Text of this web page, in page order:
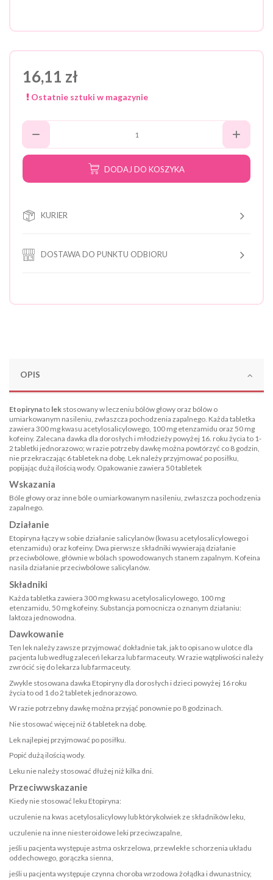
16,11 zł
Ostatnie sztuki w magazynie
DODAJ DO KOSZYKA
KURIER
DOSTAWA DO PUNKTU ODBIORU
OPIS
Etopirynato lek stosowany w leczeniu bólów głowy oraz bólów o
umiarkowanym nasileniu, zwłaszcza pochodzenia zapalnego. Każda tabletka
zawiera 300 mg kwasu acetylosalicylowego, 100 mg etenzamidu oraz 50 mg
kofeiny. Zalecana dawka dla dorosłych i młodzieży powyżej 16. roku życia to 1-
2 tabletki jednorazowo; w razie potrzeby dawkę można powtórzyć co 8 godzin,
nie przekraczając 6 tabletek na dobę. Lek należy przyjmować po posiłku,
popijając dużą ilością wody. Opakowanie zawiera 50 tabletek
Wskazania
Bóle głowy oraz inne bóle o umiarkowanym nasileniu, zwłaszcza pochodzenia
zapalnego.
Działanie
Etopiryna łączy w sobie działanie salicylanów (kwasu acetylosalicylowego i
etenzamidu) oraz kofeiny. Dwa pierwsze składniki wywierają działanie
przeciwbólowe, głównie w bólach spowodowanych stanem zapalnym. Kofeina
nasila działanie przeciwbólowe salicylanów.
Składniki
Każda tabletka zawiera 300 mg kwasu acetylosalicylowego, 100 mg
etenzamidu, 50 mg kofeiny. Substancja pomocnicza o znanym działaniu:
laktoza jednowodna.
Dawkowanie
Ten lek należy zawsze przyjmować dokładnie tak, jak to opisano w ulotce dla
pacjenta lub według zaleceń lekarza lub farmaceuty. W razie wątpliwości należy
zwrócić się do lekarza lub farmaceuty.
Zwykle stosowana dawka Etopiryny dla dorosłych i dzieci powyżej 16 roku
życia to od 1 do 2 tabletek jednorazowo.
W razie potrzebny dawkę można przyjąć ponownie po 8 godzinach.
Nie stosować więcej niż 6 tabletek na dobę.
Lek najlepiej przyjmować po posiłku.
Popić dużą ilością wody.
Leku nie należy stosować dłużej niż kilka dni.
Przeciwwskazanie
Kiedy nie stosować leku Etopiryna:
uczulenie na kwas acetylosalicylowy lub którykolwiek ze składników leku,
uczulenie na inne niesteroidowe leki przeciwzapalne,
jeśli u pacjenta występuje astma oskrzelowa, przewlekłe schorzenia układu
oddechowego, gorączka sienna,
jeśli u pacjenta występuje czynna choroba wrzodowa żołądka i dwunastnicy,